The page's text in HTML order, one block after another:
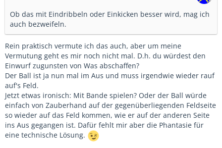
Ob das mit Eindribbeln oder Einkicken besser wird, mag ich
auch bezweifeln.
Rein praktisch vermute ich das auch, aber um meine
Vermutung geht es mir noch nicht mal. D.h. du würdest den
Einwurf zugunsten von Was abschaffen?
Der Ball ist ja nun mal im Aus und muss irgendwie wieder rauf
auf's Feld.
Jetzt etwas ironisch: Mit Bande spielen? Oder der Ball würde
einfach von Zauberhand auf der gegenüberliegenden Feldseite
so wieder auf das Feld kommen, wie er auf der anderen Seite
ins Aus gegangen ist. Dafür fehlt mir aber die Phantasie für
eine technische Lösung.